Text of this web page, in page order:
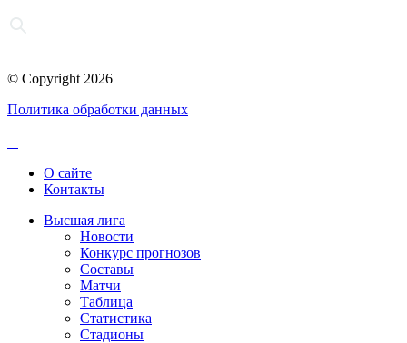
© Copyright 2026
Политика обработки данных
О сайте
Контакты
Высшая лига
Новости
Конкурс прогнозов
Составы
Матчи
Таблица
Статистика
Стадионы